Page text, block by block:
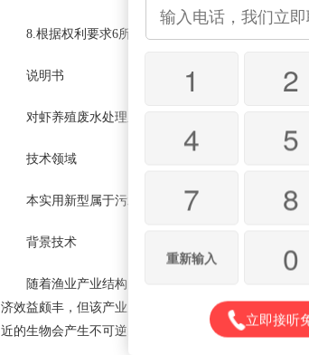
8.根据权利要求6所述的对虾养殖废水处理系统，其
说明书
对虾养殖废水处理系统
技术领域
本实用新型属于污水处理技术领域，涉及一种对虾
背景技术
随着渔业产业结构的战略性调整，渔业养殖业在我
济效益颇丰，但该产业大的特点就是需水量大，而且
近的生物会产生不可逆的影响而且成本高。
1 2
4
5
7
8
重新输入 0
立即接听